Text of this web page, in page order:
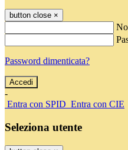
button close ×
Password dimenticata?
-
Entra con SPID Entra con CIE
Seleziona utente